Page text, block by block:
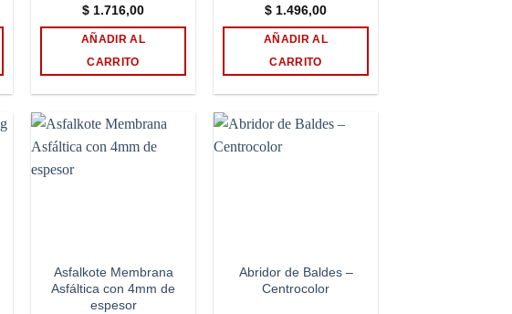
$ 1.716,00
AÑADIR AL
CARRITO
$ 1.496,00
AÑADIR AL
CARRITO
Asfalkote Membrana
Asfáltica con 4mm de
espesor
Abridor de Baldes –
Centrocolor